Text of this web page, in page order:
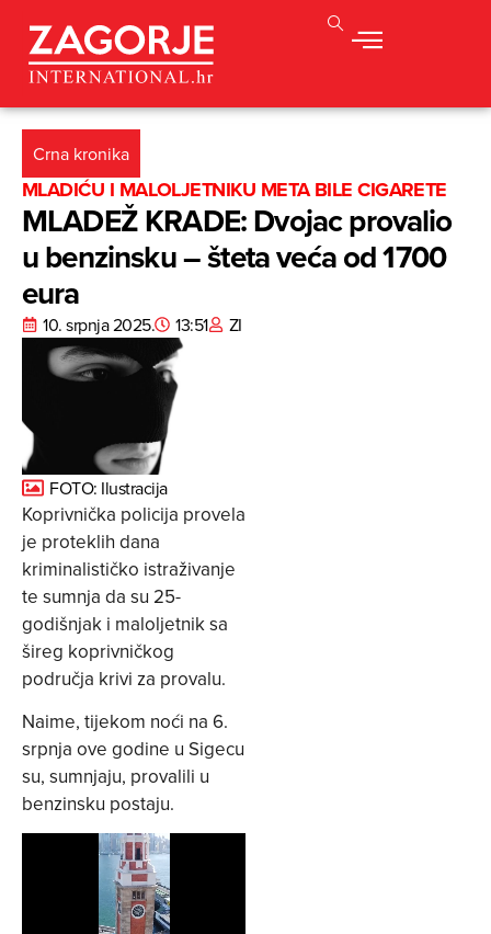
Crna kronika
MLADIĆU I MALOLJETNIKU META BILE CIGARETE
MLADEŽ KRADE: Dvojac provalio
u benzinsku – šteta veća od 1700
eura
10. srpnja 2025. 13:51 ZI
FOTO: Ilustracija
Koprivnička policija provela
je proteklih dana
kriminalističko istraživanje
te sumnja da su 25-
godišnjak i maloljetnik sa
šireg koprivničkog
područja krivi za provalu.
Naime, tijekom noći na 6.
srpnja ove godine u Sigecu
su, sumnjaju, provalili u
benzinsku postaju.